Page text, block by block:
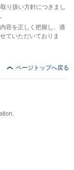
り扱い方針につきまし
容を正しく把握し、適
ていただいておりま
ページトップへ戻る